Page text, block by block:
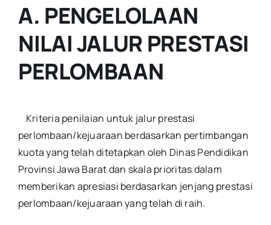
A. PENGELOLAAN
NILAI JALUR PRESTASI
PERLOMBAAN
Kriteria penilaian untuk jalur prestasi
perlombaan/kejuaraan berdasarkan pertimbangan
kuota yang telah ditetapkan oleh Dinas Pendidikan
Provinsi Jawa Barat dan skala prioritas dalam
memberikan apresiasi berdasarkan jenjang prestasi
perlombaan/kejuaraan yang telah di raih.